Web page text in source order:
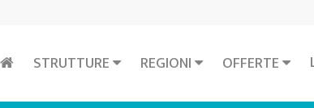
STRUTTURE REGIONI OFFERTE